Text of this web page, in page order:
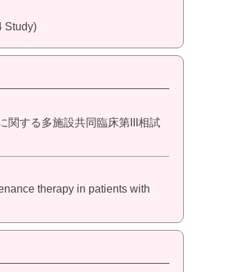
Study)
関する多施設共同臨床第III相試
therapy in patients with